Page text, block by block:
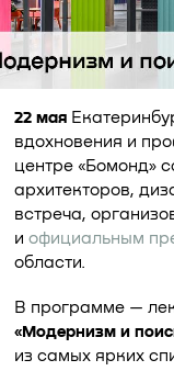
22 мая
вдохновения и
центре «Бомонд»
архитекторов,
встреча,
и официальным
области.
В программе —
«Модернизм и
из самых ярких